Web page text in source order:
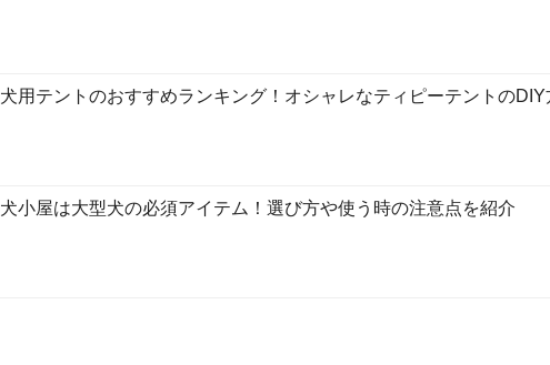
犬用テントのおすすめランキング！オシャレなティピーテントのDIY
犬小屋は大型犬の必須アイテム！選び方や使う時の注意点を紹介